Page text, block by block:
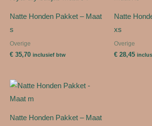
Natte Honden Pakket – Maat
s
Overige
€ 35,70 inclusief btw
Natte
xs
Overige
€ 28,45
Natte Honden Pakket – Maat